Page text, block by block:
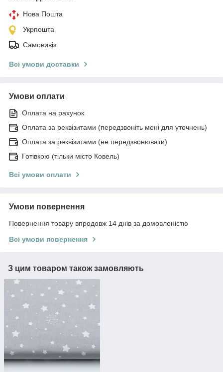
Нова Пошта
Укрпошта
Самовивіз
Всі умови доставки
Умови оплати
Оплата на рахунок
Оплата за реквізитами (передзвоніть мені для уточнень)
Оплата за реквізитами (не передзвонювати)
Готівкою (тільки місто Ковель)
Всі умови оплати
Умови повернення
Повернення товару впродовж 14 днів за домовленістю
Всі умови повернення
З цим товаром також замовляють